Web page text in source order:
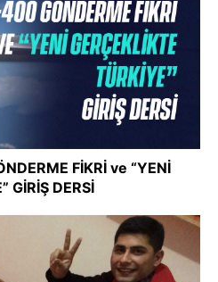
FİKRİ ve “YENİ
GİRİŞ DERSİ